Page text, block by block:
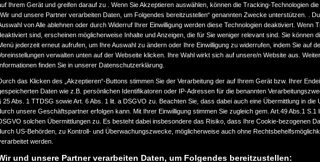
gewünschten Umkreis, um verfügbare Neufahrzeuge bei
Ihrem Gerät und greifen darauf zu . Wenn Sie Akzeptieren auswählen, können die Tracking-Technologien
„Wir und unsere Partner verarbeiten Daten, um Folgendes bereitzustellen“ genannten Zwecke unterstützen. .
von Alle ablehnen oder durch Widerruf Ihrer Einwilligung werden diese Technologien deaktiviert. Wenn
sind, erscheinen möglicherweise Inhalte und Anzeigen, die für Sie weniger relevant sind. Sie können
jederzeit erneut aufrufen, um Ihre Auswahl zu ändern oder Ihre Einwilligung zu widerrufen, indem Sie auf
verwalten unten auf der Webseite klicken. Ihre Wahl wirkt sich auf unsere/n Website aus.
finden Sie in unserer Datenschutzerklärung.
das Klicken des „Akzeptieren“-Buttons stimmen Sie der Verarbeitung der auf Ihrem Gerät bzw. Ihrer
Daten wie z.B. persönlichen Identifikatoren oder IP-Adressen für die benannten
25 Abs. 1 TTDSG sowie Art. 6 Abs. 1 lit. a DSGVO zu. Beachten Sie, dass dabei auch eine Übermittlung in die
unsere Geschäftspartner erfolgen kann. Mit Ihrer Einwilligung stimmen Sie zugleich gem. Art.49 Abs.1 S.1
solchen Übermittlungen zu. Es besteht dabei insbesondere das Risiko, dass Ihre Cookie-bezogenen
US-Behörden, zu Kontroll- und Überwachungszwecke, möglicherweise auch ohne
werden.
und unsere Partner verarbeiten Daten, um Folgendes bereitzustellen: